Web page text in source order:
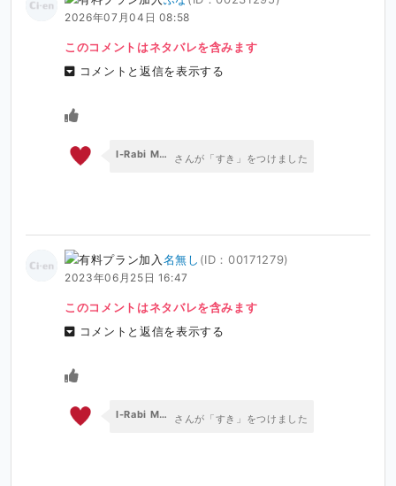
2026年07月04日 08:58
このコメントはネタバレを含みます
コメントと返信を表示する
I-Rabi MONTEKIST さんが「すき」をつけました
名無し (ID：00171279)
2023年06月25日 16:47
このコメントはネタバレを含みます
コメントと返信を表示する
I-Rabi MONTEKIST さんが「すき」をつけました